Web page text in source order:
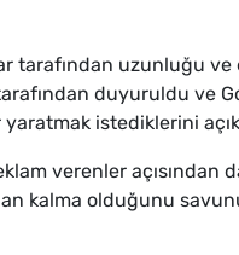
tarafından uzunluğu
duyuruldu ve
istediklerini
verenler
kalma olduğunu